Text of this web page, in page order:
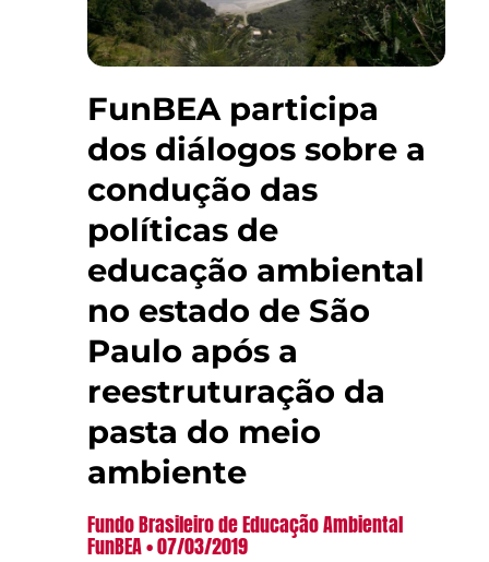
FunBEA participa
dos diálogos sobre a
condução das
políticas de
educação ambiental
no estado de São
Paulo após a
reestruturação da
pasta do meio
ambiente
Fundo Brasileiro de Educação Ambiental
FunBEA 07/03/2019